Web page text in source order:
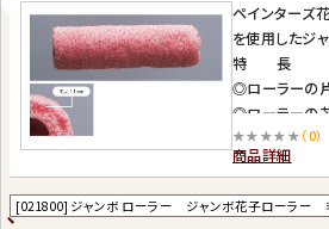
ペインターズ
を使用したジ
特 長
◎ローラーの
◎ローラーの
ラーの単価が安
◎サイズが 6.5
◎サイズが 6.5
★★★★★ （0）
商品詳細